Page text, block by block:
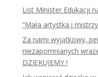
List Minister Edukacji
“Mała artystka i
Za nami wyjątkowy,
niezapomnianych
DZIĘKUJEMY !